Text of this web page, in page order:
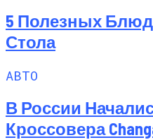
5 Полезных
Стола
АВТО
В России
Кроссовера